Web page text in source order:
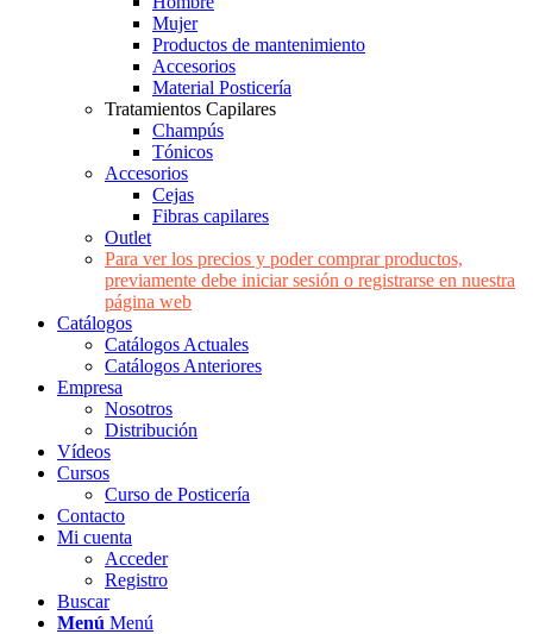
Mujer
Productos de mantenimiento
Accesorios
Material Posticería
Tratamientos Capilares
Champús
Tónicos
Accesorios
Cejas
Fibras capilares
Outlet
Para ver los precios y poder comprar productos,
previamente debe iniciar sesión o registrarse en nuestra
página web
Catálogos
Catálogos Actuales
Catálogos Anteriores
Empresa
Nosotros
Distribución
Vídeos
Cursos
Curso de Posticería
Contacto
Mi cuenta
Acceder
Registro
Buscar
Menú Menú